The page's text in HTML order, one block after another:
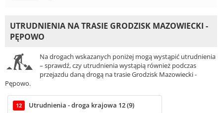
UTRUDNIENIA NA TRASIE GRODZISK MAZOWIECKI -
PĘPOWO
Na drogach wskazanych poniżej mogą wystąpić utrudnienia
– sprawdź, czy utrudnienia wystąpią również podczas
przejazdu daną drogą na trasie Grodzisk Mazowiecki -
Pępowo.
12 Utrudnienia - droga krajowa 12 (9)